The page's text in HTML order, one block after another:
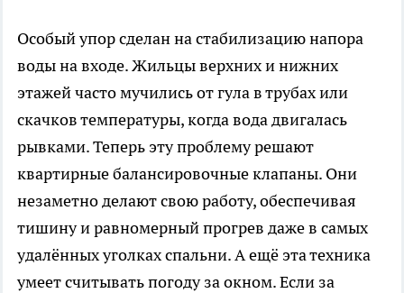
Особый упор сделан на стабилизацию напора
воды на входе. Жильцы верхних и нижних
этажей часто мучились от гула в трубах или
скачков температуры, когда вода двигалась
рывками. Теперь эту проблему решают
квартирные балансировочные клапаны. Они
незаметно делают свою работу, обеспечивая
тишину и равномерный прогрев даже в самых
удалённых уголках спальни. А ещё эта техника
умеет считывать погоду за окном. Если за